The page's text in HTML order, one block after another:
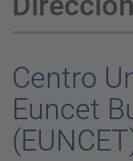
Centro
Euncet